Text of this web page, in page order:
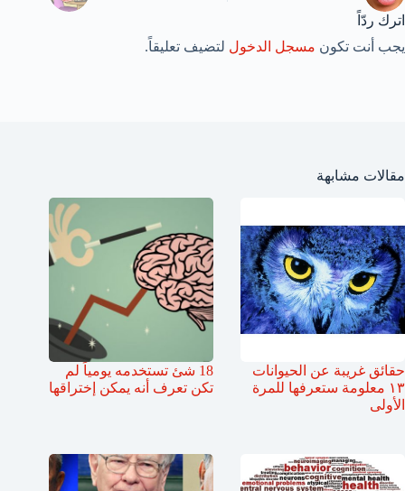
اترك ردّاً
يجب أنت تكون مسجل الدخول لتضيف تعليقاً.
مقالات مشابهة
حقائق غريبة عن الحيوانات
١٣ معلومة ستعرفها للمرة
الأولى
18 شئ تستخدمه يومياً لم
تكن تعرف أنه يمكن إختراقها